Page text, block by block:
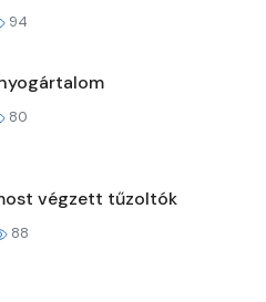
94
80
végzett tűzoltók
88